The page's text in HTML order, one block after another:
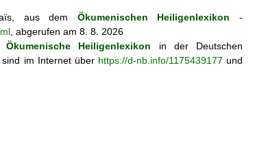
aus dem Ökumenischen Heiligenlexikon -
, abgerufen am 8. 8. 2026
Ökumenische Heiligenlexikon in der Deutschen
sind im Internet über https://d-nb.info/1175439177 und